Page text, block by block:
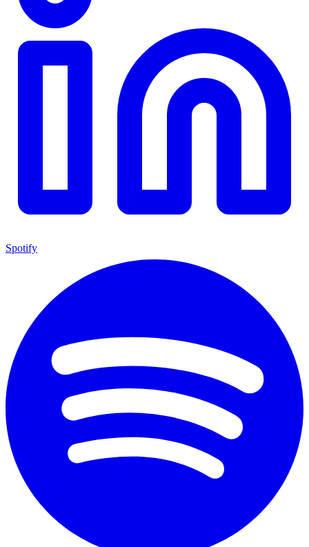
Spotify